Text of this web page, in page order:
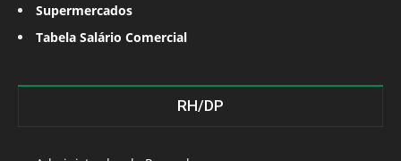
Supermercados
Tabela Salário Comercial
RH/DP